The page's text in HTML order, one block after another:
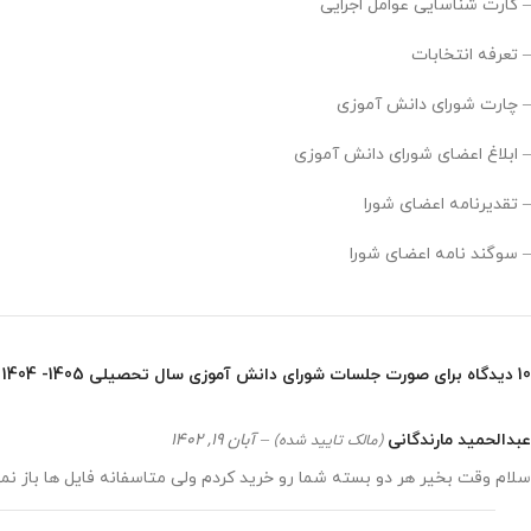
– کارت شناسایی عوامل اجرایی
– تعرفه انتخابات
– چارت شورای دانش آموزی
– ابلاغ اعضای شورای دانش آموزی
– تقدیرنامه اعضای شورا
– سوگند نامه اعضای شورا
10 دیدگاه برای صورت جلسات شورای دانش آموزی سال تحصیلی 1405- 1404
عبدالحمید مارندگانی(مالک تایید شده) – آبان 19, 1402
سلام وقت بخیر هر دو بسته شما رو خرید کردم ولی متاسفانه فایل ها باز